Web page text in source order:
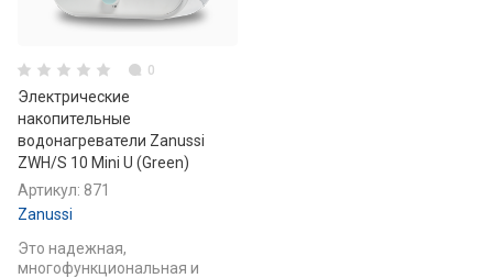
0
Электрические
накопительные
водонагреватели Zanussi
ZWH/S 10 Mini U (Green)
Артикул: 871
Zanussi
Это надежная,
многофункциональная и